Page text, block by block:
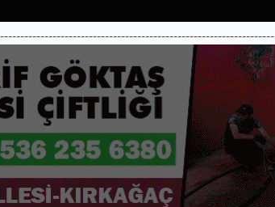
--------------------------------------------------------------------